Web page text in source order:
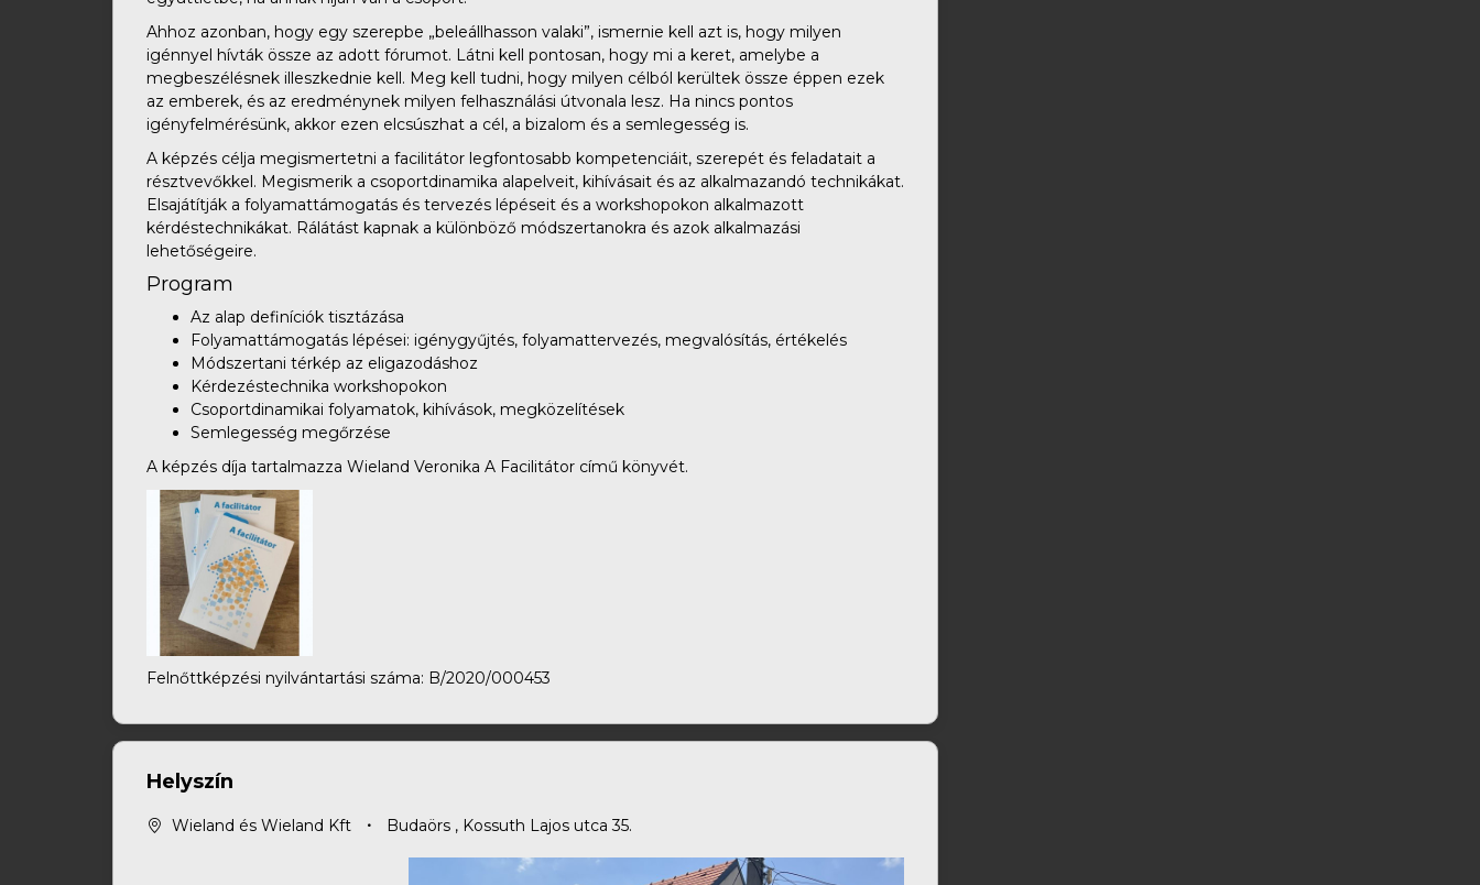
Ahhoz azonban, hogy egy szerepbe „beleállhasson valaki”, ismernie kell azt is, hogy milyen
igénnyel hívták össze az adott fórumot. Látni kell pontosan, hogy mi a keret, amelybe a
megbeszélésnek illeszkednie kell. Meg kell tudni, hogy milyen célból kerültek össze éppen ezek
az emberek, és az eredménynek milyen felhasználási útvonala lesz. Ha nincs pontos
igényfelmérésünk, akkor ezen elcsúszhat a cél, a bizalom és a semlegesség is.
A képzés célja megismertetni a facilitátor legfontosabb kompetenciáit, szerepét és feladatait a
résztvevőkkel. Megismerik a csoportdinamika alapelveit, kihívásait és az alkalmazandó technikákat.
Elsajátítják a folyamattámogatás és tervezés lépéseit és a workshopokon alkalmazott
kérdéstechnikákat. Rálátást kapnak a különböző módszertanokra és azok alkalmazási
lehetőségeire.
Program
Az alap definíciók tisztázása
Folyamattámogatás lépései: igénygyűjtés, folyamattervezés, megvalósítás, értékelés
Módszertani térkép az eligazodáshoz
Kérdezéstechnika workshopokon
Csoportdinamikai folyamatok, kihívások, megközelítések
Semlegesség megőrzése
A képzés díja tartalmazza Wieland Veronika A Facilitátor című könyvét.
Felnőttképzési nyilvántartási száma: B/2020/000453
Helyszín
Wieland és Wieland Kft Budaörs , Kossuth Lajos utca 35.